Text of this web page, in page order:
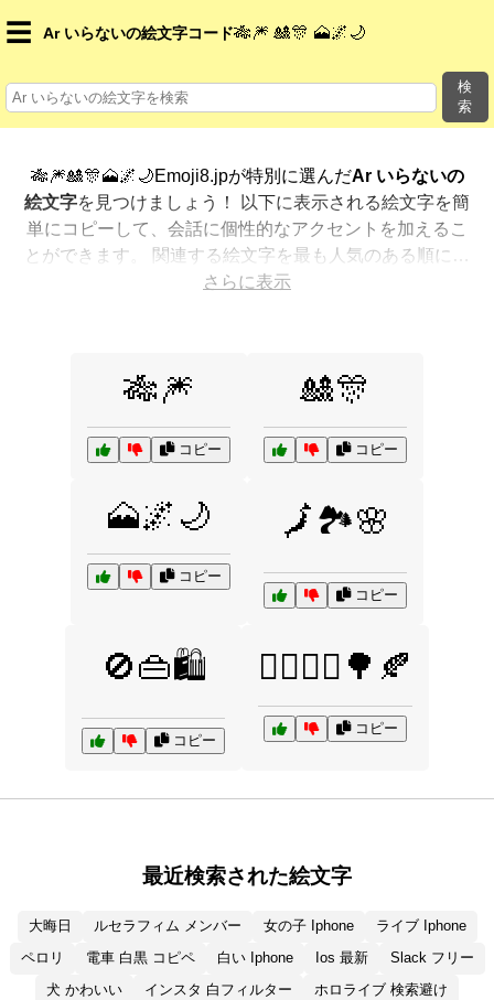
☰ Ar いらないの絵文字コード 🎋🎆 🎎🎊 🗻🌌🌙
検
索
🎋🎆🎎🎊🗻🌌🌙Emoji8.jpが特別に選んだAr いらないの
絵文字を見つけましょう！ 以下に表示される絵文字を簡
単にコピーして、会話に個性的なアクセントを加えるこ
とができます。 関連する絵文字を最も人気のある順に表
示しました。さらに多くのオプションが欲しいですか？
さらに表示
🎋🎆
コピー
🎎🎊
コピー
🗻🌌🌙
コピー
🗾🏞️🌸
コピー
🚫👜🛍️
コピー
🚶‍♂️🚶‍♀️🌳🍂
コピー
最近検索された絵文字
大晦日 ルセラフィム メンバー 女の子 Iphone
ライブ Iphone
ペロリ
電車 白黒 コピペ 白い Iphone Ios 最新
Slack フリー
犬 かわいい
インスタ 白フィルター
ホロライブ 検索避け